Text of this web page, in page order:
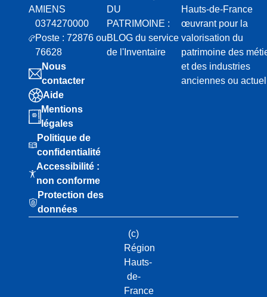
AMIENS
0374270000
Poste : 72876 ou
76628
Nous
contacter
Aide
Mentions
légales
Politique de
confidentialité
Accessibilité :
non conforme
Protection des
données
DU
PATRIMOINE :
BLOG du service
de l'Inventaire
Hauts-de-France
œuvrant pour la
valorisation du
patrimoine des
et des industries
anciennes ou
(c)
Région
Hauts-
de-
France